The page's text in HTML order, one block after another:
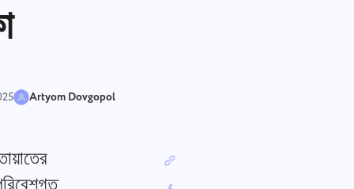
Italiano
Artyom Dovgopol
আমন্ত্রণ জানান এবং দলগত কাজের অনুকূলকরণের
জন্য ভূমিকা বরাদ্দ করুন
পরিকল্পনা করুন, সহযোগিতা করুন এবং
ক্যাম্পেইন নির্বিঘ্নে সম্পাদন করুন।